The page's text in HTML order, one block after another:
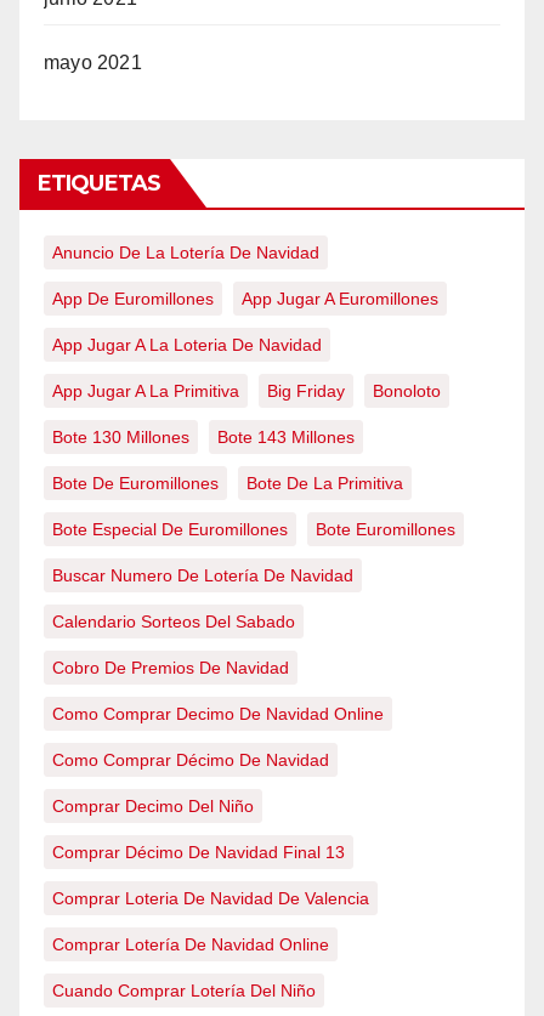
mayo 2021
ETIQUETAS
Anuncio De La Lotería De Navidad
App De Euromillones App Jugar A Euromillones
App Jugar A La Loteria De Navidad
App Jugar A La Primitiva Big Friday Bonoloto
Bote 130 Millones Bote 143 Millones
Bote De Euromillones Bote De La Primitiva
Bote Especial De Euromillones Bote Euromillones
Buscar Numero De Lotería De Navidad
Calendario Sorteos Del Sabado
Cobro De Premios De Navidad
Como Comprar Decimo De Navidad Online
Como Comprar Décimo De Navidad
Comprar Decimo Del Niño
Comprar Décimo De Navidad Final 13
Comprar Loteria De Navidad De Valencia
Comprar Lotería De Navidad Online
Cuando Comprar Lotería Del Niño